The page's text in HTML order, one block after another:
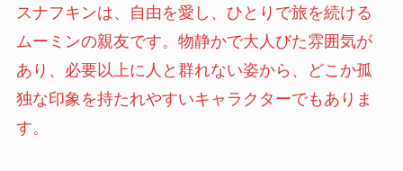
スナフキンは、自由を愛し、ひとりで旅を続ける
ムーミンの親友です。物静かで大人びた雰囲気が
あり、必要以上に人と群れない姿から、どこか孤
独な印象を持たれやすいキャラクターでもありま
す。